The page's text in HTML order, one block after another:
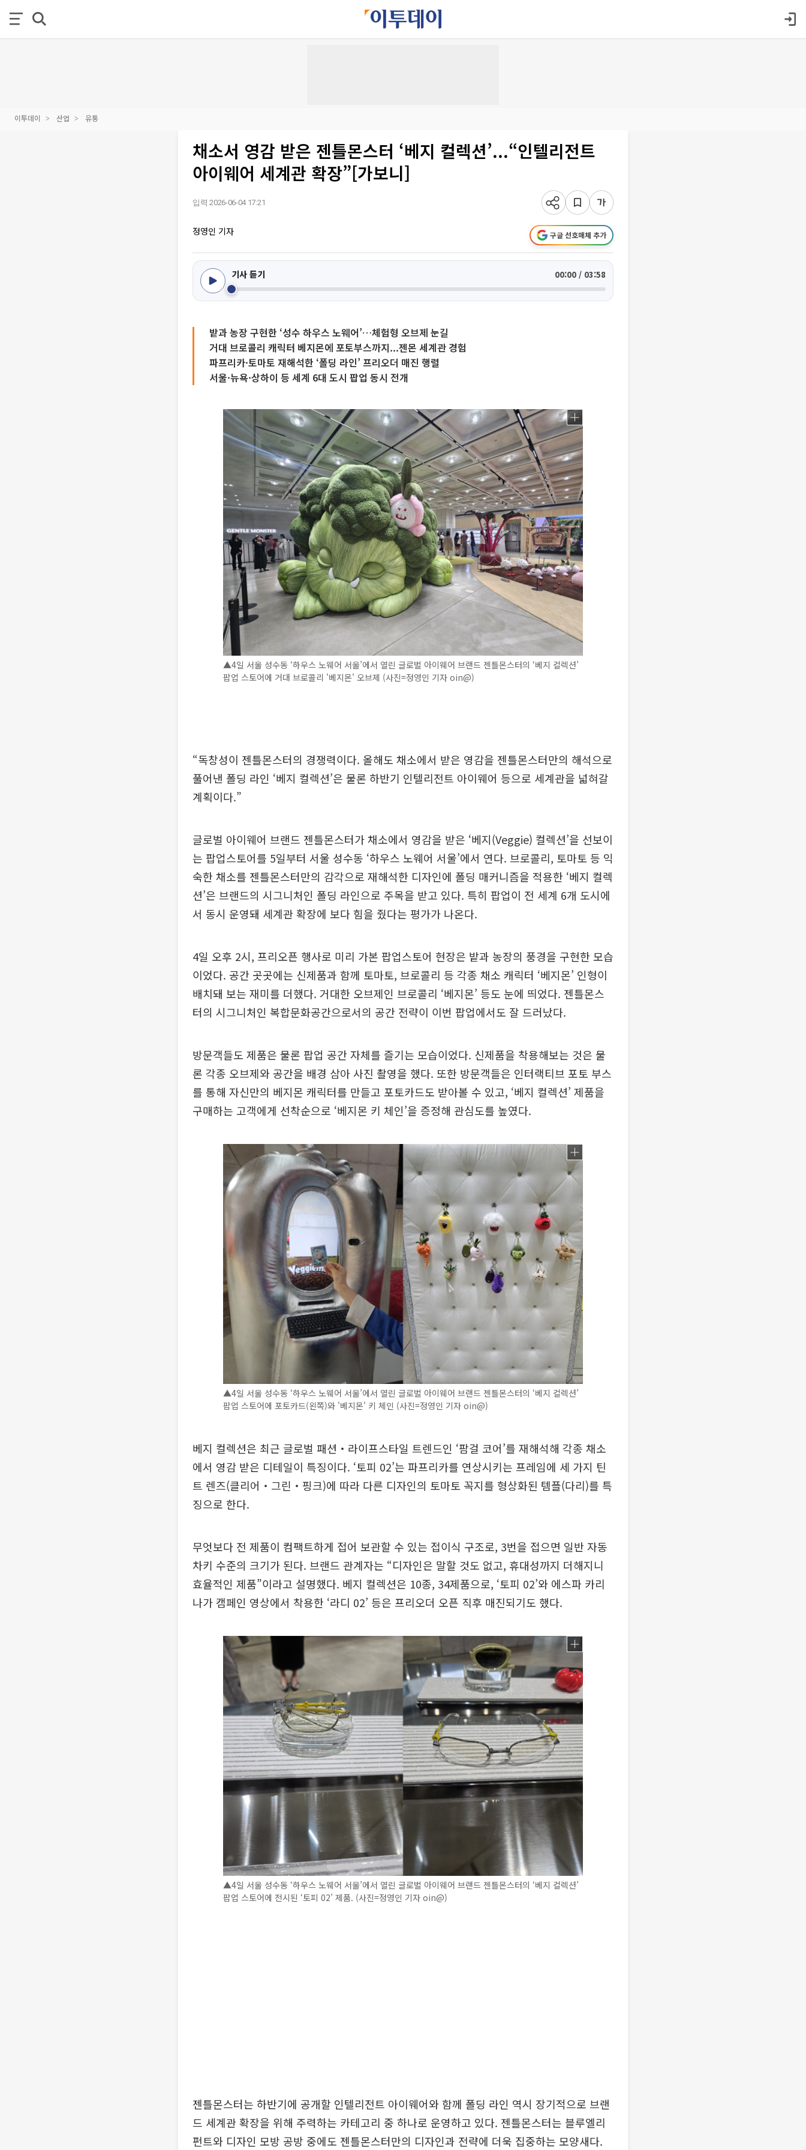
이투데이 산업 유통
채소서 영감 받은 젠틀몬스터 ‘베지 컬렉션’...“인텔리전트
아이웨어 세계관 확장”[가보니]
입력 2026-06-04 17:21
정영인 기자 구글 선호매체 추가
기사 듣기 00:00 / 03:58
밭과 농장 구현한 ‘성수 하우스 노웨어’…체험형 오브제 눈길
거대 브로콜리 캐릭터 베지몬에 포토부스까지...젠몬 세계관 경험
파프리카·토마토 재해석한 ‘폴딩 라인’ 프리오더 매진 행렬
서울·뉴욕·상하이 등 세계 6대 도시 팝업 동시 전개
▲4일 서울 성수동 ‘하우스 노웨어 서울’에서 열린 글로벌 아이웨어 브랜드 젠틀몬스터의 ‘베지 컬렉션’
팝업 스토어에 거대 브로콜리 '베지몬' 오브제 (사진=정영인 기자 oin@)
“독창성이 젠틀몬스터의 경쟁력이다. 올해도 채소에서 받은 영감을 젠틀몬스터만의 해석으로
풀어낸 폴딩 라인 ‘베지 컬렉션’은 물론 하반기 인텔리전트 아이웨어 등으로 세계관을 넓혀갈
계획이다.”
글로벌 아이웨어 브랜드 젠틀몬스터가 채소에서 영감을 받은 ‘베지(Veggie) 컬렉션’을 선보이
는 팝업스토어를 5일부터 서울 성수동 ‘하우스 노웨어 서울’에서 연다. 브로콜리, 토마토 등 익
숙한 채소를 젠틀몬스터만의 감각으로 재해석한 디자인에 폴딩 매커니즘을 적용한 ‘베지 컬렉
션’은 브랜드의 시그니처인 폴딩 라인으로 주목을 받고 있다. 특히 팝업이 전 세계 6개 도시에
서 동시 운영돼 세계관 확장에 보다 힘을 줬다는 평가가 나온다.
4일 오후 2시, 프리오픈 행사로 미리 가본 팝업스토어 현장은 밭과 농장의 풍경을 구현한 모습
이었다. 공간 곳곳에는 신제품과 함께 토마토, 브로콜리 등 각종 채소 캐릭터 ‘베지몬’ 인형이
배치돼 보는 재미를 더했다. 거대한 오브제인 브로콜리 ‘베지몬’ 등도 눈에 띄었다. 젠틀몬스
터의 시그니처인 복합문화공간으로서의 공간 전략이 이번 팝업에서도 잘 드러났다.
방문객들도 제품은 물론 팝업 공간 자체를 즐기는 모습이었다. 신제품을 착용해보는 것은 물
론 각종 오브제와 공간을 배경 삼아 사진 촬영을 했다. 또한 방문객들은 인터랙티브 포토 부스
를 통해 자신만의 베지몬 캐릭터를 만들고 포토카드도 받아볼 수 있고, ‘베지 컬렉션’ 제품을
구매하는 고객에게 선착순으로 ‘베지몬 키 체인’을 증정해 관심도를 높였다.
▲4일 서울 성수동 ‘하우스 노웨어 서울’에서 열린 글로벌 아이웨어 브랜드 젠틀몬스터의 ‘베지 컬렉션’
팝업 스토어에 포토카드(왼쪽)와 '베지몬' 키 체인 (사진=정영인 기자 oin@)
베지 컬렉션은 최근 글로벌 패션‧라이프스타일 트렌드인 ‘팜걸 코어’를 재해석해 각종 채소
에서 영감 받은 디테일이 특징이다. ‘토피 02’는 파프리카를 연상시키는 프레임에 세 가지 틴
트 렌즈(클리어‧그린‧핑크)에 따라 다른 디자인의 토마토 꼭지를 형상화된 템플(다리)를 특
징으로 한다.
무엇보다 전 제품이 컴팩트하게 접어 보관할 수 있는 접이식 구조로, 3번을 접으면 일반 자동
차키 수준의 크기가 된다. 브랜드 관계자는 “디자인은 말할 것도 없고, 휴대성까지 더해지니
효율적인 제품”이라고 설명했다. 베지 컬렉션은 10종, 34제품으로, ‘토피 02’와 에스파 카리
나가 캠페인 영상에서 착용한 ‘라디 02’ 등은 프리오더 오픈 직후 매진되기도 했다.
▲4일 서울 성수동 ‘하우스 노웨어 서울’에서 열린 글로벌 아이웨어 브랜드 젠틀몬스터의 ‘베지 컬렉션’
팝업 스토어에 전시된 ‘토피 02’ 제품. (사진=정영인 기자 oin@)
젠틀몬스터는 하반기에 공개할 인텔리전트 아이웨어와 함께 폴딩 라인 역시 장기적으로 브랜
드 세계관 확장을 위해 주력하는 카테고리 중 하나로 운영하고 있다. 젠틀몬스터는 블루엘리
펀트와 디자인 모방 공방 중에도 젠틀몬스터만의 디자인과 전략에 더욱 집중하는 모양새다.